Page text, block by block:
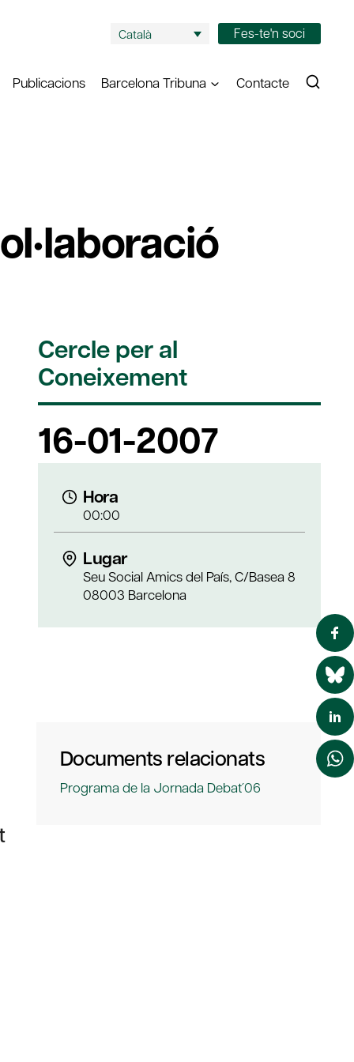
Català Fes-te'n soci
Publicacions Barcelona Tribuna Contacte
Cercle per al
Coneixement
16-01-2007
Hora
00:00
Lugar
Seu Social Amics del País, C/Basea 8
08003 Barcelona
Documents relacionats
Programa de la Jornada Debat´06